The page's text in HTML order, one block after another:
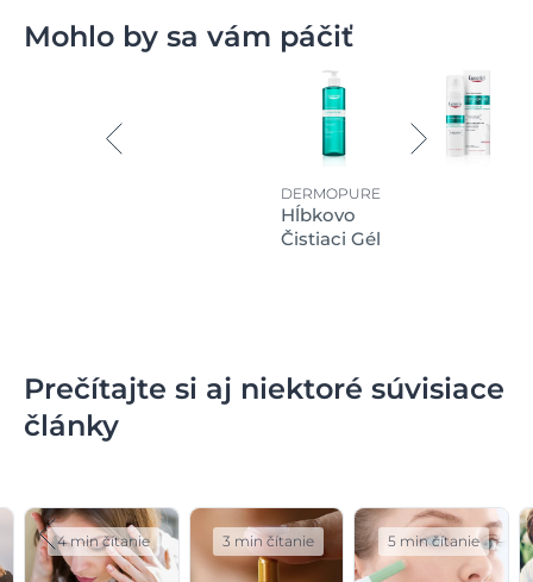
Mohlo by sa vám páčiť
DERMOPURE
Hĺbkovo
Čistiaci Gél
Prečítajte si aj niektoré súvisiace
články
4 min čítanie 3 min čítanie 5 min čítanie